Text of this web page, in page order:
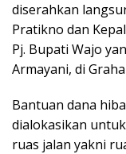
diserahkan
Pratikno dan
Pj. Bupati Wajo
Armayani, di
Bantuan dana
dialokasikan
ruas jalan yakni